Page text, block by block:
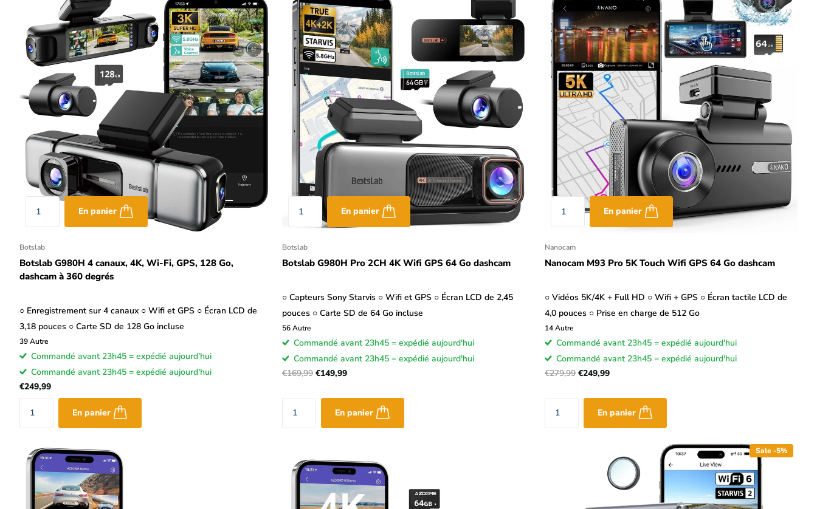
En panier
Botslab
Botslab G980H 4 canaux, 4K, Wi-Fi, GPS, 128 Go,
dashcam à 360 degrés
○ Enregistrement sur 4 canaux ○ Wifi et GPS ○ Écran LCD de
3,18 pouces ○ Carte SD de 128 Go incluse
39Autre
Commandé avant 23h45 = expédié aujourd'hui
Commandé avant 23h45 = expédié aujourd'hui
€249,99
En panier
En panier
Botslab
Botslab G980H Pro 2CH 4K Wifi GPS 64 Go dashcam
○ Capteurs Sony Starvis ○ Wifi et GPS ○ Écran LCD de 2,45
pouces ○ Carte SD de 64 Go incluse
56Autre
Commandé avant 23h45 = expédié aujourd'hui
Commandé avant 23h45 = expédié aujourd'hui
€169,99 €149,99
En panier
En panier
Nanocam
Nanocam M93 Pro 5K Touch Wifi GPS 64 Go dashcam
○ Vidéos 5K/4K + Full HD ○ Wifi + GPS ○ Écran tactile LCD de
4,0 pouces ○ Prise en charge de 512 Go
14Autre
Commandé avant 23h45 = expédié aujourd'hui
Commandé avant 23h45 = expédié aujourd'hui
€279,99 €249,99
En panier
Sale -5%